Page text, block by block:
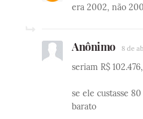
era 2002, não
Anônimo 8 de
seriam R$
se ele custasse
barato